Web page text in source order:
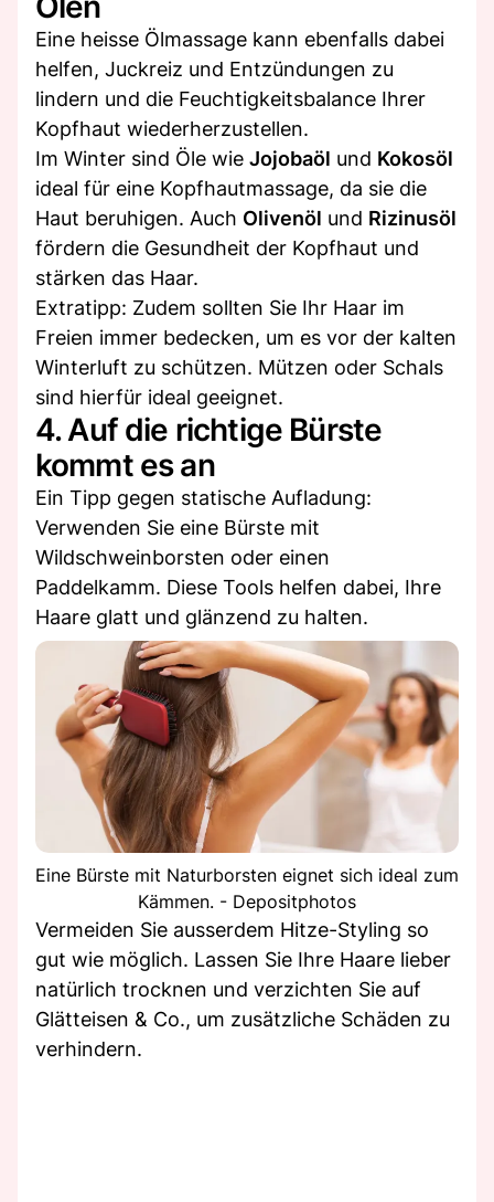
Eine heisse Ölmassage kann ebenfalls dabei
helfen, Juckreiz und Entzündungen zu
lindern und die Feuchtigkeitsbalance Ihrer
Kopfhaut wiederherzustellen.
Im Winter sind Öle wie Jojobaöl und Kokosöl
ideal für eine Kopfhautmassage, da sie die
Haut beruhigen. Auch Olivenöl und Rizinusöl
fördern die Gesundheit der Kopfhaut und
stärken das Haar.
Extratipp: Zudem sollten Sie Ihr Haar im
Freien immer bedecken, um es vor der kalten
Winterluft zu schützen. Mützen oder Schals
sind hierfür ideal geeignet.
4. Auf die richtige Bürste
kommt es an
Ein Tipp gegen statische Aufladung:
Verwenden Sie eine Bürste mit
Wildschweinborsten oder einen
Paddelkamm. Diese Tools helfen dabei, Ihre
Haare glatt und glänzend zu halten.
Eine Bürste mit Naturborsten eignet sich ideal zum
Kämmen. - Depositphotos
Vermeiden Sie ausserdem Hitze-Styling so
gut wie möglich. Lassen Sie Ihre Haare lieber
natürlich trocknen und verzichten Sie auf
Glätteisen & Co., um zusätzliche Schäden zu
verhindern.